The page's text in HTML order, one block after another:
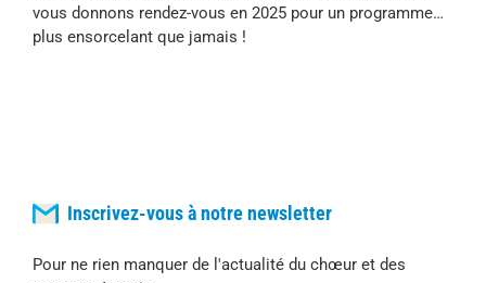
vous donnons rendez-vous en 2025 pour un programme…
plus ensorcelant que jamais !
Inscrivez-vous à notre newsletter
Pour ne rien manquer de l'actualité du chœur et des